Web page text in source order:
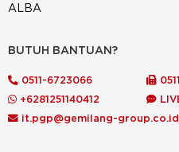
ALBA
ALDERON
ALDO
BUTUH BANTUAN?
0511-6723066
+6281251140412
it.pgp@gemilang-group.co.id